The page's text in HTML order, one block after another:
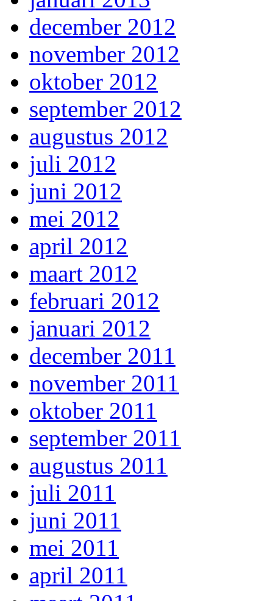
december 2012
november 2012
oktober 2012
september 2012
augustus 2012
juli 2012
juni 2012
mei 2012
april 2012
maart 2012
februari 2012
januari 2012
december 2011
november 2011
oktober 2011
september 2011
augustus 2011
juli 2011
juni 2011
mei 2011
april 2011